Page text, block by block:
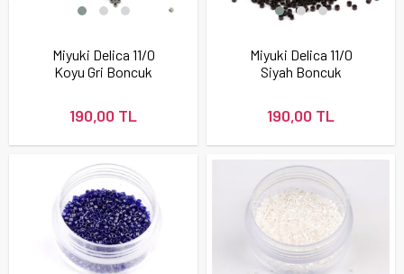
Miyuki Delica 11/0
Koyu Gri Boncuk
190,00 TL
Miyuki Delica 11/0
Siyah Boncuk
190,00 TL